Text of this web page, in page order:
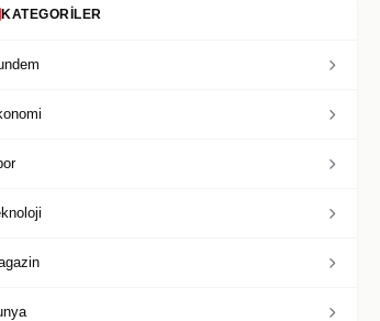
KATEGORILER